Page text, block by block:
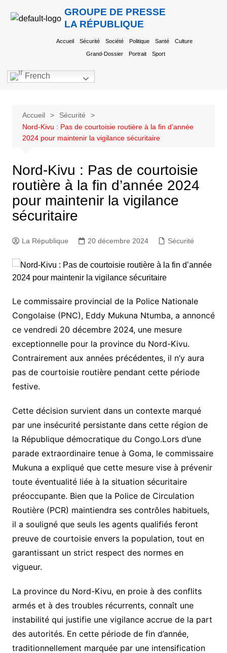
GROUPE DE PRESSE
LA RÉPUBLIQUE
Accueil Sécurité Société Politique Santé Culture
Grand-Dossier Portrait Sport
French
Accueil
Sécurité
Nord-Kivu : Pas de courtoisie routière à la fin d’année
2024 pour maintenir la vigilance sécuritaire
Nord-Kivu : Pas de courtoisie
routière à la fin d’année 2024
pour maintenir la vigilance
sécuritaire
La République 20 décembre 2024 Sécurité
Le commissaire provincial de la Police Nationale
Congolaise (PNC), Eddy Mukuna Ntumba, a annoncé
ce vendredi 20 décembre 2024, une mesure
exceptionnelle pour la province du Nord-Kivu.
Contrairement aux années précédentes, il n’y aura
pas de courtoisie routière pendant cette période
festive.
Cette décision survient dans un contexte marqué
par une insécurité persistante dans cette région de
la République démocratique du Congo.Lors d’une
parade extraordinaire tenue à Goma, le commissaire
Mukuna a expliqué que cette mesure vise à prévenir
toute éventualité liée à la situation sécuritaire
préoccupante. Bien que la Police de Circulation
Routière (PCR) maintiendra ses contrôles habituels,
il a souligné que seuls les agents qualifiés feront
preuve de courtoisie envers la population, tout en
garantissant un strict respect des normes en
vigueur.
La province du Nord-Kivu, en proie à des conflits
armés et à des troubles récurrents, connaît une
instabilité qui justifie une vigilance accrue de la part
des autorités. En cette période de fin d’année,
traditionnellement marquée par une intensification